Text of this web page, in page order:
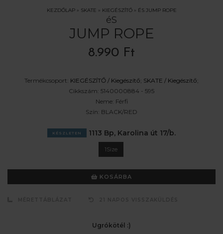
KEZDŐLAP» SKATE » KIEGÉSZÍTŐ» ÉS JUMP ROPE
éS
JUMP ROPE
8.990 Ft
Termékcsoport: KIEGÉSZÍTŐ / Kiegészítő; SKATE / Kiegészítő;
Cikkszám: 5140000884 - 595
Neme: Férfi
Szín: BLACK/RED
KÉSZLETEN 1113 Bp, Karolina út 17/b.
1Size
KOSÁRBA
Ugrókötél :)